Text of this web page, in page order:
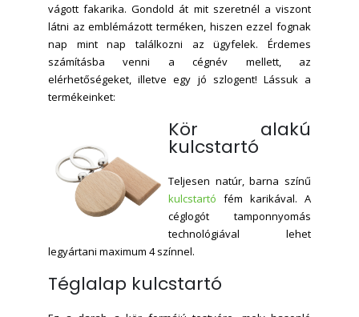
vágott fakarika. Gondold át mit szeretnél a viszont
látni az emblémázott terméken, hiszen ezzel fognak
nap mint nap találkozni az ügyfelek. Érdemes
számításba venni a cégnév mellett, az
elérhetőségeket, illetve egy jó szlogent! Lássuk a
termékeinket:
Kör alakú
kulcstartó
Teljesen natúr, barna színű
kulcstartó fém karikával. A
céglogót tamponnyomás
technológiával lehet
legyártani maximum 4 színnel.
Téglalap kulcstartó